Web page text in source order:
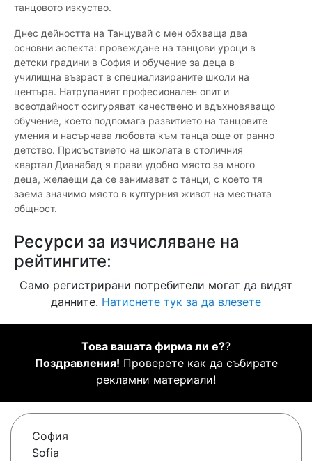
танцовото изкуство.
Днес дейността на Танцувай с мен обхваща два
основни аспекта: провеждане на танцови уроци в
детски градини в София и обучение за деца в
училищна възраст в специализираните школи на
центъра. Натрупаният професионален опит и
всеотдайност осигуряват качествено и вдъхновяващо
обучение, което подпомага развитието на танцовите
умения и насърчава любовта към танца още от ранно
детство. Присъствието на школата в столичния
квартал Дианабад я прави удобно място за много
деца, желаещи да се занимават с танци, с което тя
заема значимо място в културния живот на местната
общност.
Ресурси за изчисляване на
рейтингите:
Само регистрирани потребители могат да видят
данните. Натиснете тук за да влезете
Това вашата фирма ли е??
Поздравления! Проверете как да събирате
рекламни материали!
София
Sofia